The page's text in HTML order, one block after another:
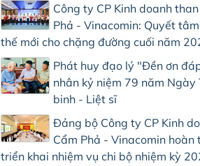
Công ty CP Kinh doanh
Phả - Vinacomin: Quyết
thế mới cho chặng đường cuối năm
Phát huy đạo lý "Đền ơn
nhân kỷ niệm 79 năm Ngày
binh - Liệt sĩ
Đảng bộ Công ty CP Kinh
Cẩm Phả - Vinacomin hoàn
triển khai nhiệm vụ chi bộ nhiệm kỳ